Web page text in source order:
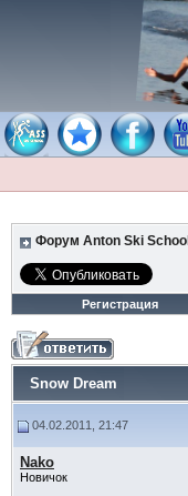
Форум Anton Ski School
Регистрация
Snow Dream
04.02.2011, 21:47
Nako
Новичок